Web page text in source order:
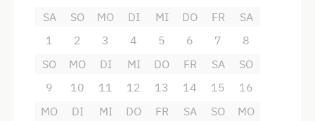
Aussicht auf eine Berglandschaft
Backofen
Balkon/Terrasse
Bettwäsche kann vor Ort gemietet werden
SA
1
SO
2
MO
3
DI
4
MI
5
DO
6
FR
7
SA
8
SO
9
MO
10
DI
11
MI
12
DO
13
FR
14
SA
15
SO
16
MO
DI
MI
DO
FR
SA
SO
MO